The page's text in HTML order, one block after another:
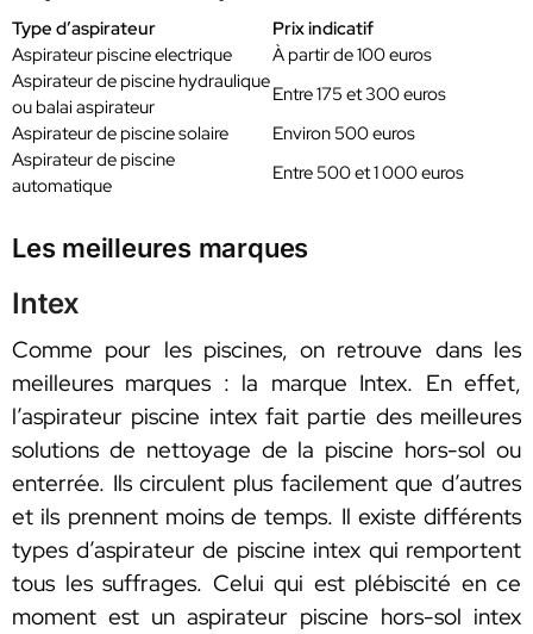
Type d’aspirateur
Prix indicatif
Aspirateur piscine electrique
À partir de 100 euros
Aspirateur de piscine hydraulique
ou balai aspirateur
Entre 175 et 300 euros
Aspirateur de piscine solaire
Environ 500 euros
Aspirateur de piscine
automatique
Entre 500 et 1 000 euros
Les meilleures marques
Intex
Comme pour les piscines, on retrouve dans les
meilleures marques : la marque Intex. En effet,
l’aspirateur piscine intex fait partie des meilleures
solutions de nettoyage de la piscine hors-sol ou
enterrée. Ils circulent plus facilement que d’autres
et ils prennent moins de temps. Il existe différents
types d’aspirateur de piscine intex qui remportent
tous les suffrages. Celui qui est plébiscité en ce
moment est un aspirateur piscine hors-sol intex